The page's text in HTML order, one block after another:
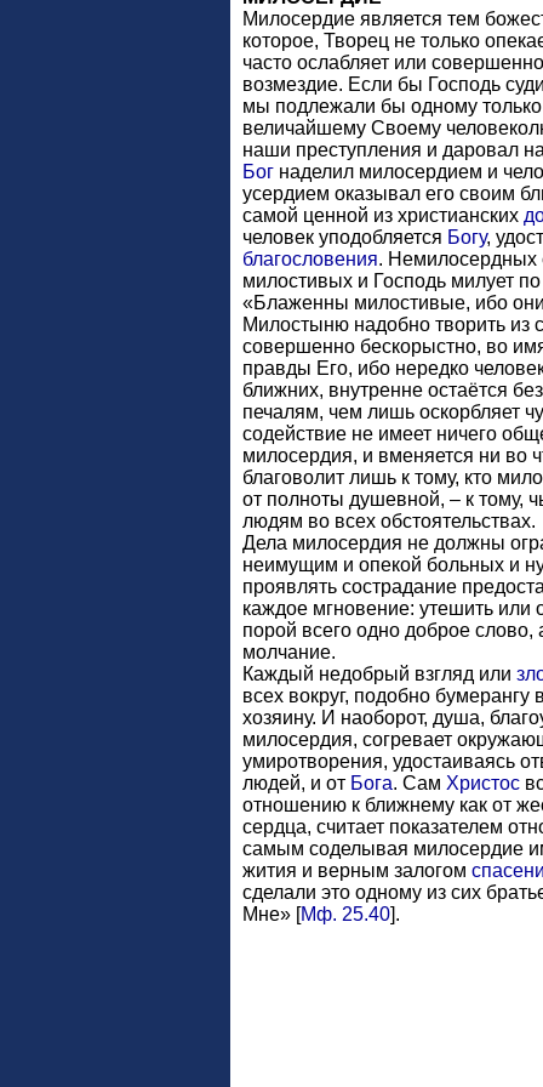
Милосердие является тем
которое, Творец не только
часто ослабляет или
возмездие. Если бы Господь
мы подлежали бы одному
величайшему Своему
наши преступления и даровал
Бог наделил милосердием и
усердием оказывал его своим
самой ценной из христианских
человек уподобляется Богу,
благословения. Немилосердных
милостивых и Господь милует
«Блаженны милостивые, ибо
Милостыню надобно творить из
совершенно бескорыстно, во
правды Его, ибо нередко
ближних, внутренне остаётся
печалям, чем лишь оскорбляет
содействие не имеет ничего
милосердия, и вменяется ни во
благоволит лишь к тому, кто
от полноты душевной, – к тому,
людям во всех обстоятельствах.
Дела милосердия не должны
неимущим и опекой больных и
проявлять сострадание
каждое мгновение: утешить или
порой всего одно доброе слово,
молчание.
Каждый недобрый взгляд или
всех вокруг, подобно
хозяину. И наоборот, душа,
милосердия, согревает
умиротворения, удостаиваясь
людей, и от Бога. Сам Христос
отношению к ближнему как от
сердца, считает показателем
самым соделывая милосердие
жития и верным залогом
сделали это одному из сих
Мне» [Мф. 25.40].